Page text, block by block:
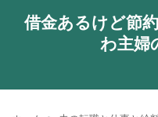
借金あるけど節
わ主婦